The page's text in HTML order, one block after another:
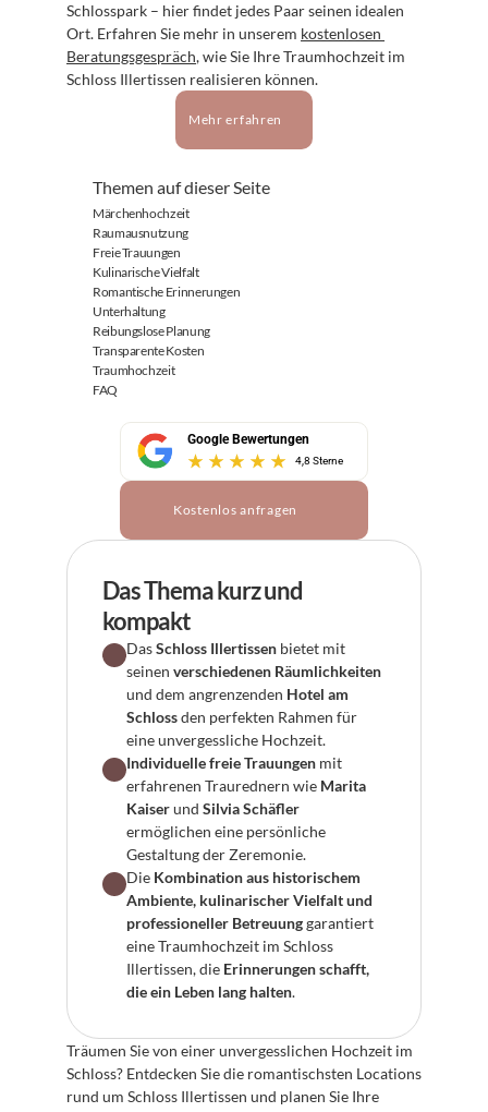
Schlosspark – hier findet jedes Paar seinen idealen
Ort. Erfahren Sie mehr in unserem kostenlosen
Beratungsgespräch, wie Sie Ihre Traumhochzeit im
Schloss Illertissen realisieren können.
Mehr erfahren
Themen auf dieser Seite
Märchenhochzeit
Raumausnutzung
Freie Trauungen
Kulinarische Vielfalt
Romantische Erinnerungen
Unterhaltung
Reibungslose Planung
Transparente Kosten
Traumhochzeit
FAQ
Google Bewertungen
4,8 Sterne
Kostenlos anfragen
Das Thema kurz und
kompakt
Das Schloss Illertissen bietet mit
seinen verschiedenen Räumlichkeiten
und dem angrenzenden Hotel am
Schloss den perfekten Rahmen für
eine unvergessliche Hochzeit.
Individuelle freie Trauungen mit
erfahrenen Traurednern wie Marita
Kaiser und Silvia Schäfler
ermöglichen eine persönliche
Gestaltung der Zeremonie.
Die Kombination aus historischem
Ambiente, kulinarischer Vielfalt und
professioneller Betreuung garantiert
eine Traumhochzeit im Schloss
Illertissen, die Erinnerungen schafft,
die ein Leben lang halten.
Träumen Sie von einer unvergesslichen Hochzeit im
Schloss? Entdecken Sie die romantischsten Locations
rund um Schloss Illertissen und planen Sie Ihre